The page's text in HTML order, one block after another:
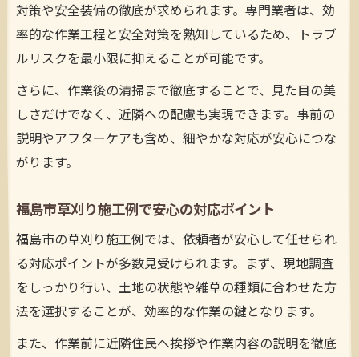
対策や安全装備の徹底が求められます。専門業者は、効
率的な作業工程と安全対策を熟知しているため、トラブ
ルリスクを最小限に抑えることが可能です。
さらに、作業後の清掃まで徹底することで、見た目の美
しさだけでなく、近隣への配慮も実現できます。事前の
説明やアフターケアも含め、細やかな対応が安心につな
がります。
福島市草刈り施工例で安心の対応ポイント
福島市の草刈り施工例では、依頼者が安心して任せられ
る対応ポイントが多数見受けられます。まず、現地調査
をしっかり行い、土地の状態や雑草の種類に合わせた方
法を選択することが、効率的な作業の鍵となります。
また、作業前に近隣住民へ挨拶や作業内容の説明を徹底